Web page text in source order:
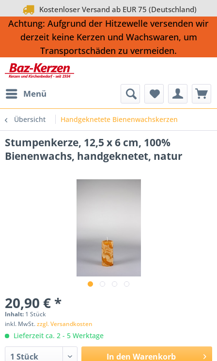
Kostenloser Versand ab EUR 75 (Deutschland)
Achtung: Aufgrund der Hitzewelle versenden wir
derzeit keine Kerzen und Wachswaren, um
Transportschäden zu vermeiden.
Menü
Übersicht Handgeknetete Bienenwachskerzen
Stumpenkerze, 12,5 x 6 cm, 100%
Bienenwachs, handgeknetet, natur
20,90 € *
Inhalt: 1 Stück
inkl. MwSt.zzgl. Versandkosten
Lieferzeit ca. 2 - 5 Werktage
In den Warenkorb